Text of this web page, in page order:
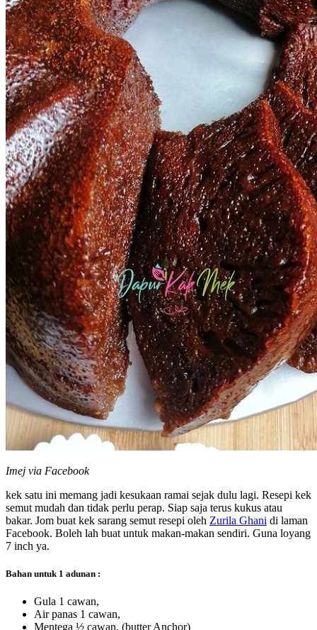
Imej via Facebook
kek satu ini memang jadi kesukaan ramai sejak dulu lagi. Resepi kek
semut mudah dan tidak perlu perap. Siap saja terus kukus atau
bakar. Jom buat kek sarang semut resepi oleh Zurila Ghani di laman
Facebook. Boleh lah buat untuk makan-makan sendiri. Guna loyang
7 inch ya.
Bahan untuk 1 adunan :
Gula 1 cawan,
Air panas 1 cawan,
Mentega ½ cawan, (butter Anchor)